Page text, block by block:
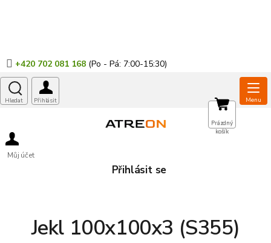
+420 702 081 168
Můj účet
Přihlásit se
NÁKUPNÍ
KOŠÍK
Prázdný
košík
Jekl 100x100x3 (S355)